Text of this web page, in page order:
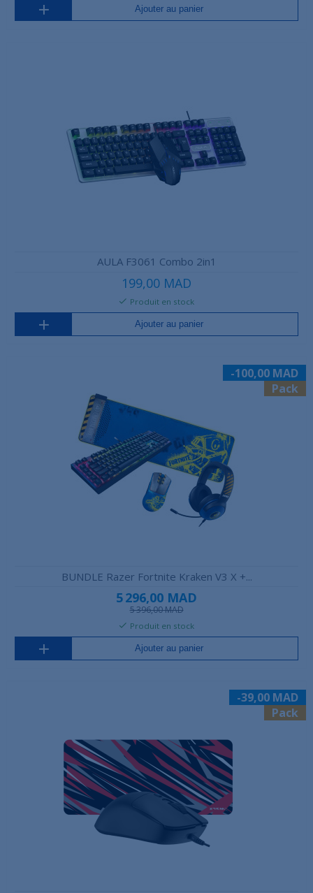
Ajouter au panier
AULA F3061 Combo 2in1
199,00 MAD
Produit en stock
Ajouter au panier
-100,00 MAD
Pack
BUNDLE Razer Fortnite Kraken V3 X +...
5 296,00 MAD
5 396,00 MAD
Produit en stock
Ajouter au panier
-39,00 MAD
Pack